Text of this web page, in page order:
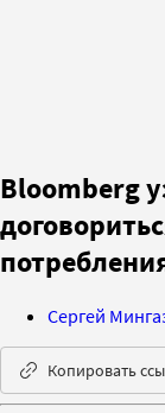
Bloomberg
Сергей
Копировать